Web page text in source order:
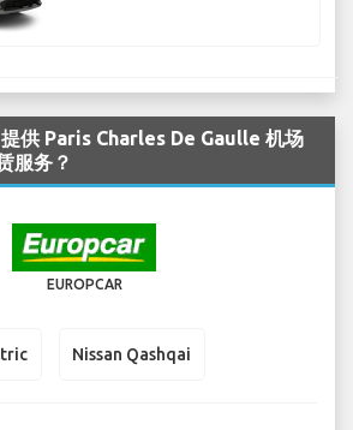
供 Paris Charles De Gaulle 机场
服务？
EUROPCAR
Nissan Qashqai